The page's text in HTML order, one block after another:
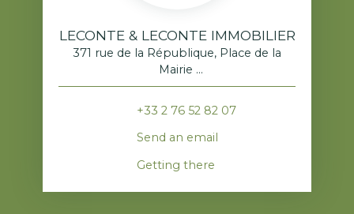
LECONTE & LECONTE IMMOBILIER
371 rue de la République, Place de la
Mairie
76520 Franqueville-Saint-Pierre
+33 2 76 52 82 07
Send an email
Getting there